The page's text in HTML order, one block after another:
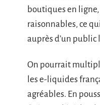
boutiques en
raisonnables, ce
auprès d’un public
On pourrait
les e-liquides
agréables. En